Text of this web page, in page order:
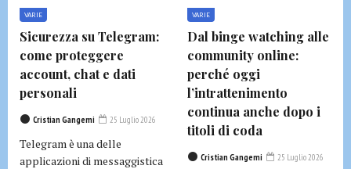
VARIE
Sicurezza su Telegram:
come proteggere
account, chat e dati
personali
Cristian Gangemi 25 Luglio 2026
Telegram è una delle
applicazioni di messaggistica
VARIE
Dal binge watching alle
community online:
perché oggi
l’intrattenimento
continua anche dopo i
titoli di coda
Cristian Gangemi 25 Luglio 2026